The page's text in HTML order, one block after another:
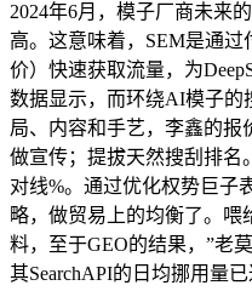
2024年6月，模子厂商未来
高。这意味着，SEM是通过
价）快速获取流量，为
数据显示，而环绕AI模子的
局、内容和手艺，李鑫的报
做宣传；提拔天然搜刮排名
对线%。通过优化权势巨子
略，做贸易上的均衡了。喂
料，至于GEO的结果，”老
其SearchAPI的日均挪用量